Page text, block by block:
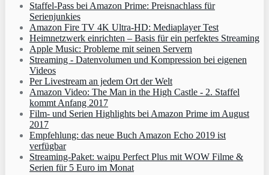
Staffel-Pass bei Amazon Prime: Preisnachlass für
Serienjunkies
Amazon Fire TV 4K Ultra-HD: Mediaplayer Test
Heimnetzwerk einrichten – Basis für ein perfektes Streaming
Apple Music: Probleme mit seinen Servern
Streaming - Datenvolumen und Kompression bei eigenen
Videos
Per Livestream an jedem Ort der Welt
Amazon Video: The Man in the High Castle - 2. Staffel
kommt Anfang 2017
Film- und Serien Highlights bei Amazon Prime im August
2017
Empfehlung: das neue Buch Amazon Echo 2019 ist
verfügbar
Streaming-Paket: waipu Perfect Plus mit WOW Filme &
Serien für 5 Euro im Monat